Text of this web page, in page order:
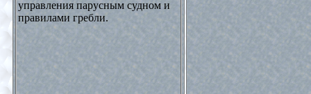
управления парусным судном и
правилами гребли.